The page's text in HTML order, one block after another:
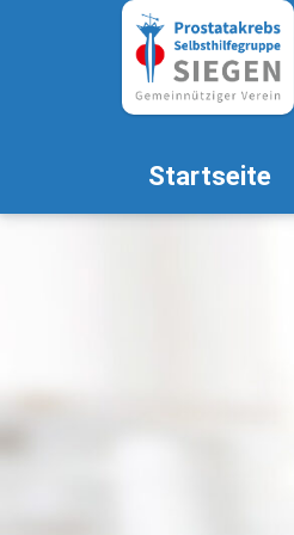
Startseite